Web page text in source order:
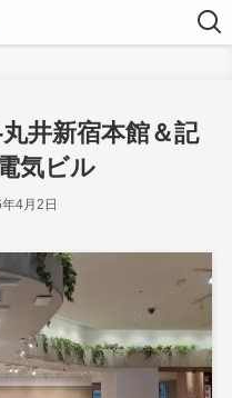
井新宿本館＆記
気ビル
4月2日